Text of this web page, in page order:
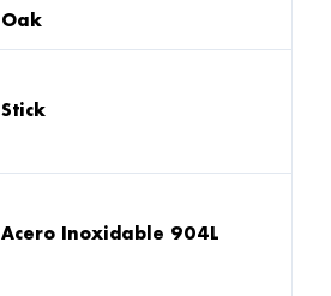
Oak
Stick
Acero Inoxidable 904L